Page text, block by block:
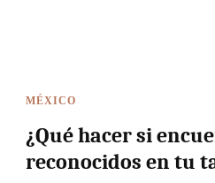
MÉXICO
¿Qué hacer si
reconocidos en tu